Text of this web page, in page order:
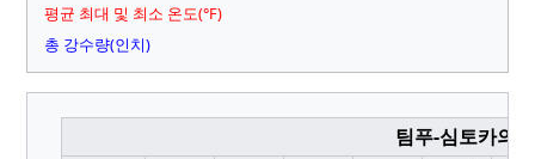
평균 최대 및 최소 온도(°F)
총 강수량(인치)
팀푸-심토카의